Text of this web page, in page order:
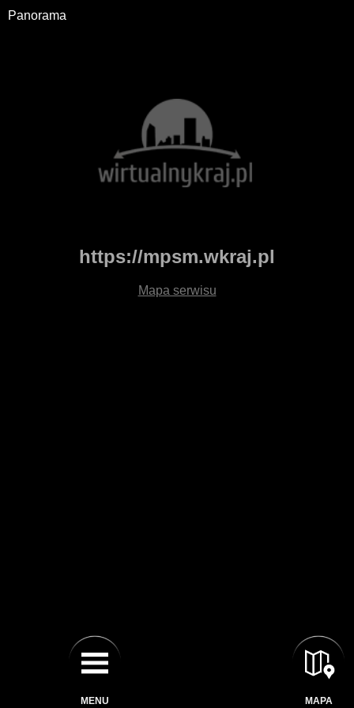
https://mpsm.wkraj.pl
Mapa serwisu
Panorama
MENU MAPA